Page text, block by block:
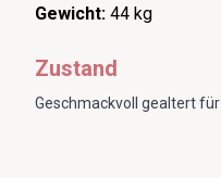
Gewicht: 44 kg
Zustand
Geschmackvoll gealtert